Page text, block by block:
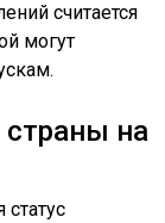
считается
могут
на